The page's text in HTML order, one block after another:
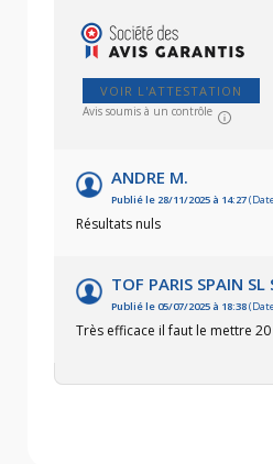
VOIR L'ATTESTATION
Avis soumis à un contrôle
ANDRE M.
Publié le 28/11/2025 à 14:27
Résultats nuls
TOF PARIS SPAIN SL
Publié le 05/07/2025 à 18:38
Très efficace il faut le mettre